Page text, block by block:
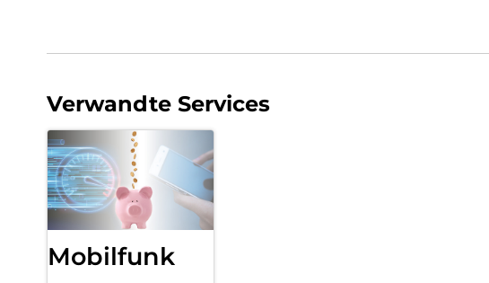
Verwandte Services
Mobilfunk